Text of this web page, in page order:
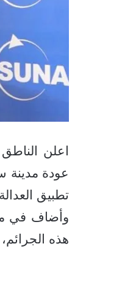
اعلن
عودة مدينة
تطبيق
وأضاف في
هذه